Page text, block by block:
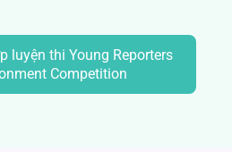
luyện thi Young Reporters
Competition